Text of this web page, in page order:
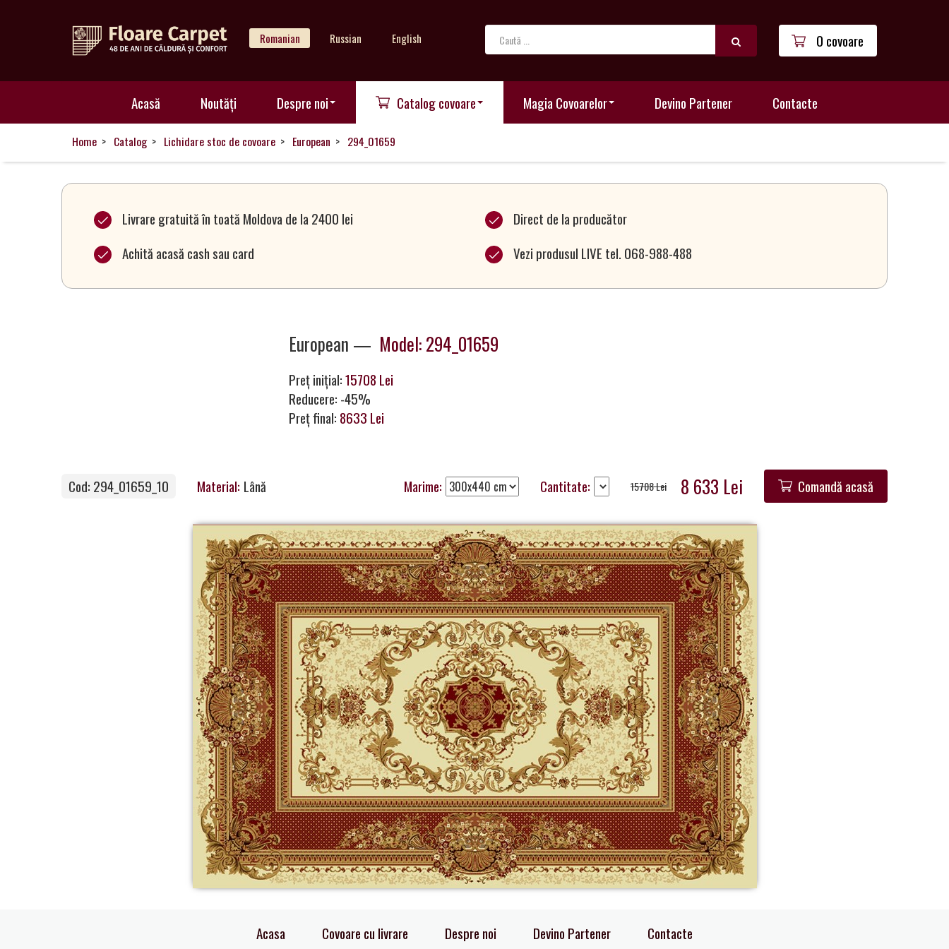
Romanian Russian English 0 covoare
Acasă Noutăți Despre noi Catalog covoare Magia Covoarelor Devino Partener Contacte
Acasă
Despre
Catalog
Home Catalog Lichidare stoc de covoare European 294_01659
Livrare gratuită în toată Moldova de la 2400 lei
Direct de la producător
Achită acasă cash sau card
Vezi produsul LIVE tel. 068-988-488
European — Model: 294_01659
Preț inițial:15708 Lei
Reducere: -45%
Preț final: 8633 Lei
Cod: 294_01659_10 Material: Lână Marime: Cantitate: 15708 Lei 8 633 Lei Comandă acasă
Acasa Covoare cu livrare Despre noi Devino Partener Contacte